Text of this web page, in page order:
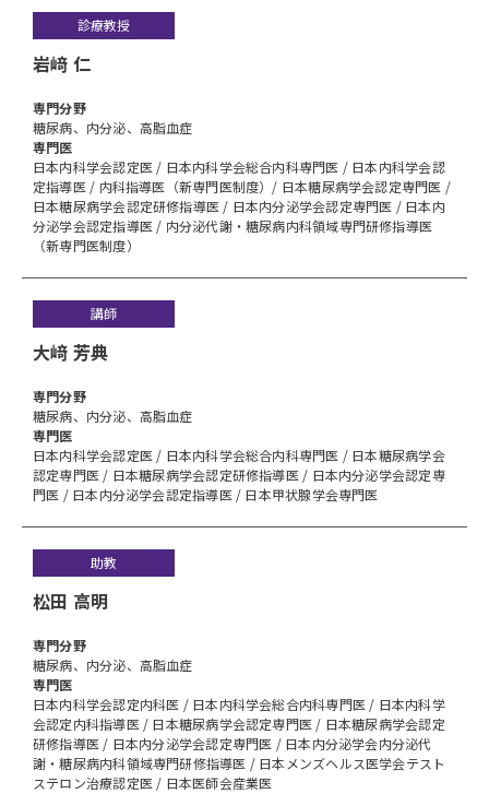
診療教授
岩﨑 仁
専⾨分野
糖尿病、内分泌、高脂血症
専門医
日本内科学会認定医 / 日本内科学会総合内科専門医 / 日本内科学会認
定指導医 / 内科指導医（新専門医制度）/ 日本糖尿病学会認定専門医 /
日本糖尿病学会認定研修指導医 / 日本内分泌学会認定専門医 / 日本内
分泌学会認定指導医 / 内分泌代謝・糖尿病内科領域専門研修指導医
（新専門医制度）
講師
大﨑 芳典
専⾨分野
糖尿病、内分泌、高脂血症
専門医
日本内科学会認定医 / 日本内科学会総合内科専門医 / 日本糖尿病学会
認定専門医 / 日本糖尿病学会認定研修指導医 / 日本内分泌学会認定専
門医 / 日本内分泌学会認定指導医 / 日本甲状腺学会専門医
助教
松田 高明
専⾨分野
糖尿病、内分泌、高脂血症
専門医
日本内科学会認定内科医 / 日本内科学会総合内科専門医 / 日本内科学
会認定内科指導医 / 日本糖尿病学会認定専門医 / 日本糖尿病学会認定
研修指導医 / 日本内分泌学会認定専門医 / 日本内分泌学会内分泌代
謝・糖尿病内科領域専門研修指導医 / 日本メンズヘルス医学会テスト
ステロン治療認定医 / 日本医師会産業医